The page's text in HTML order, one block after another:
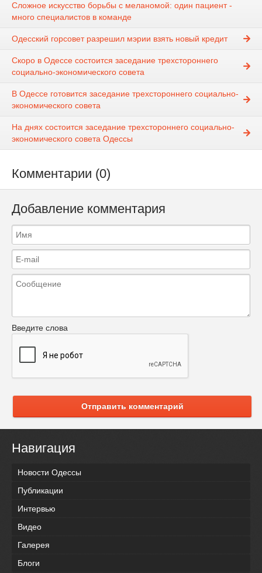
Сложное искусство борьбы с меланомой: один пациент -
много специалистов в команде
Одесский горсовет разрешил мэрии взять новый кредит
Скоро в Одессе состоится заседание трехстороннего
социально-экономического совета
В Одессе готовится заседание трехстороннего социально-
экономического совета
На днях состоится заседание трехстороннего социально-
экономического совета Одессы
Комментарии (0)
Добавление комментария
Введите слова
Отправить комментарий
Навигация
Новости Одессы
Публикации
Интервью
Видео
Галерея
Блоги